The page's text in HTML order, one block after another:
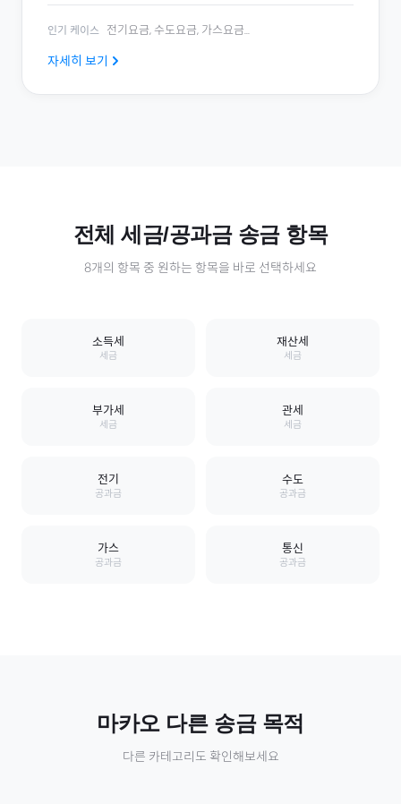
인기 케이스 전기요금, 수도요금, 가스요금...
자세히 보기
전체세금/공과금송금 항목
8개의 항목 중 원하는 항목을 바로 선택하세요
소득세
세금
재산세
세금
부가세
세금
관세
세금
전기
공과금
수도
공과금
가스
공과금
통신
공과금
마카오다른 송금 목적
다른 카테고리도 확인해보세요